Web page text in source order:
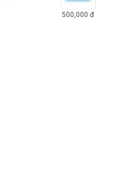
500,000 đ